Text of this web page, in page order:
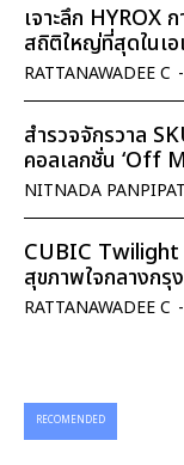
เจาะลึก HYROX
สถิติใหญ่ที่สุดในเ
RATTANAWADEE C -
สำรวจจักรวาล
คอลเลกชั่น ‘Off
NITNADA
CUBIC Twilight
สุขภาพใจกลางกรุ
RATTANAWADEE C -
RECOMENDED